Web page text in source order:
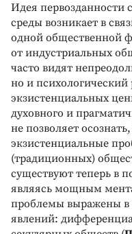
Идея
среды возникает в
одной общественной
от индустриальных
часто видят
но и психологический
экзистенциальных
духовного и
не позволяет
экзистенциальные
(традиционных)
существуют теперь в
являясь мощным
проблемы выражены в
явлений: